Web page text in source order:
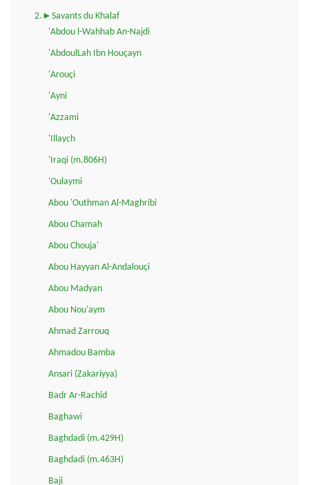
2.►Savants du Khalaf
'Abdou l-Wahhab An-Najdi
'AbdoulLah Ibn Houçayn
'Arouçi
'Ayni
'Azzami
'Illaych
'Iraqi (m.806H)
'Oulaymi
Abou 'Outhman Al-Maghribi
Abou Chamah
Abou Chouja'
Abou Hayyan Al-Andalouçi
Abou Madyan
Abou Nou'aym
Ahmad Zarrouq
Ahmadou Bamba
Ansari (Zakariyya)
Badr Ar-Rachid
Baghawi
Baghdadi (m.429H)
Baghdadi (m.463H)
Baji